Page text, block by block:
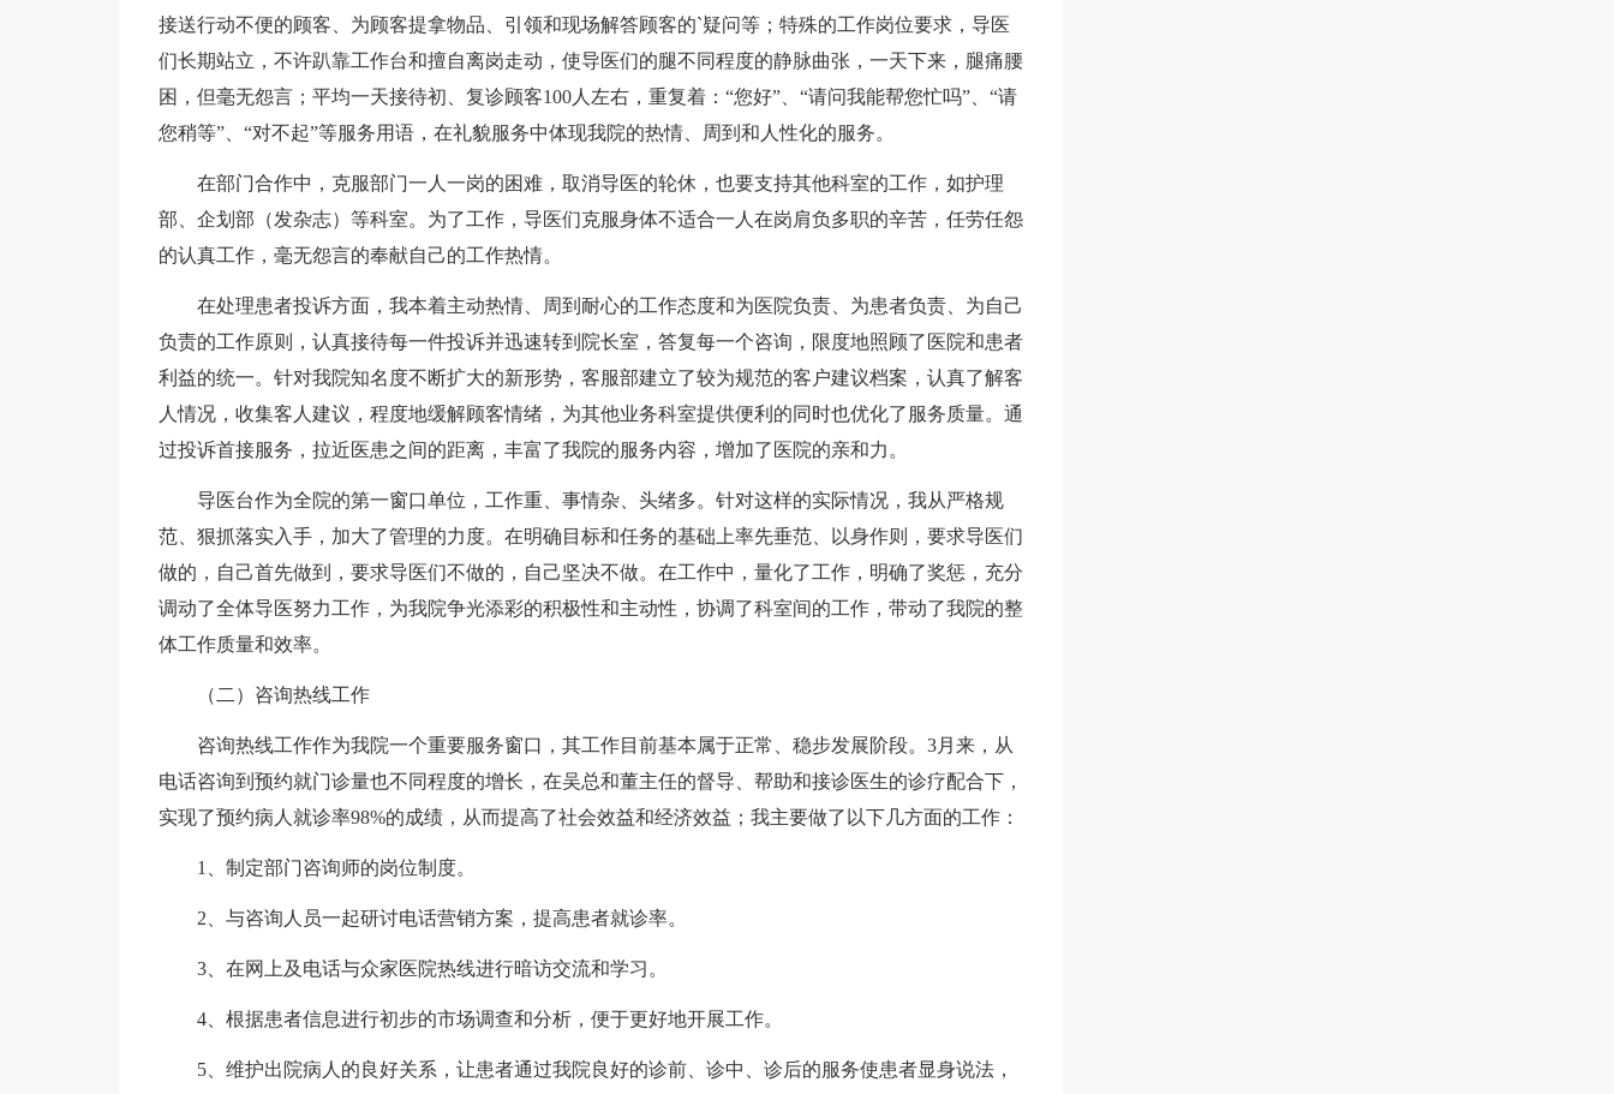
接送行动不便的顾客、为顾客提拿物品、引领和现场解答顾客的`疑问等；特殊的工作岗位要求，导医
们长期站立，不许趴靠工作台和擅自离岗走动，使导医们的腿不同程度的静脉曲张，一天下来，腿痛腰
困，但毫无怨言；平均一天接待初、复诊顾客100人左右，重复着：“您好”、“请问我能帮您忙吗”、“请
您稍等”、“对不起”等服务用语，在礼貌服务中体现我院的热情、周到和人性化的服务。
在部门合作中，克服部门一人一岗的困难，取消导医的轮休，也要支持其他科室的工作，如护理
部、企划部（发杂志）等科室。为了工作，导医们克服身体不适合一人在岗肩负多职的辛苦，任劳任怨
的认真工作，毫无怨言的奉献自己的工作热情。
在处理患者投诉方面，我本着主动热情、周到耐心的工作态度和为医院负责、为患者负责、为自己
负责的工作原则，认真接待每一件投诉并迅速转到院长室，答复每一个咨询，限度地照顾了医院和患者
利益的统一。针对我院知名度不断扩大的新形势，客服部建立了较为规范的客户建议档案，认真了解客
人情况，收集客人建议，程度地缓解顾客情绪，为其他业务科室提供便利的同时也优化了服务质量。通
过投诉首接服务，拉近医患之间的距离，丰富了我院的服务内容，增加了医院的亲和力。
导医台作为全院的第一窗口单位，工作重、事情杂、头绪多。针对这样的实际情况，我从严格规
范、狠抓落实入手，加大了管理的力度。在明确目标和任务的基础上率先垂范、以身作则，要求导医们
做的，自己首先做到，要求导医们不做的，自己坚决不做。在工作中，量化了工作，明确了奖惩，充分
调动了全体导医努力工作，为我院争光添彩的积极性和主动性，协调了科室间的工作，带动了我院的整
体工作质量和效率。
（二）咨询热线工作
咨询热线工作作为我院一个重要服务窗口，其工作目前基本属于正常、稳步发展阶段。3月来，从
电话咨询到预约就门诊量也不同程度的增长，在吴总和董主任的督导、帮助和接诊医生的诊疗配合下，
实现了预约病人就诊率98%的成绩，从而提高了社会效益和经济效益；我主要做了以下几方面的工作：
1、制定部门咨询师的岗位制度。
2、与咨询人员一起研讨电话营销方案，提高患者就诊率。
3、在网上及电话与众家医院热线进行暗访交流和学习。
4、根据患者信息进行初步的市场调查和分析，便于更好地开展工作。
5、维护出院病人的良好关系，让患者通过我院良好的诊前、诊中、诊后的服务使患者显身说法，